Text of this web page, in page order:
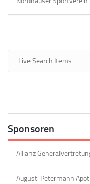
Sponsoren
Allianz
August-Petermann